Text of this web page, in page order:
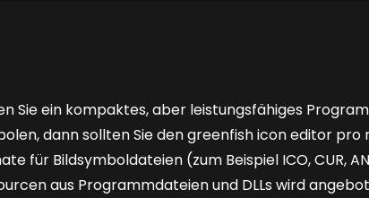
Sie ein kompaktes, aber leistungsfähiges
dann sollten Sie den greenfish icon editor
für Bildsymboldateien (zum Beispiel ICO, CUR,
aus Programmdateien und DLLs wird